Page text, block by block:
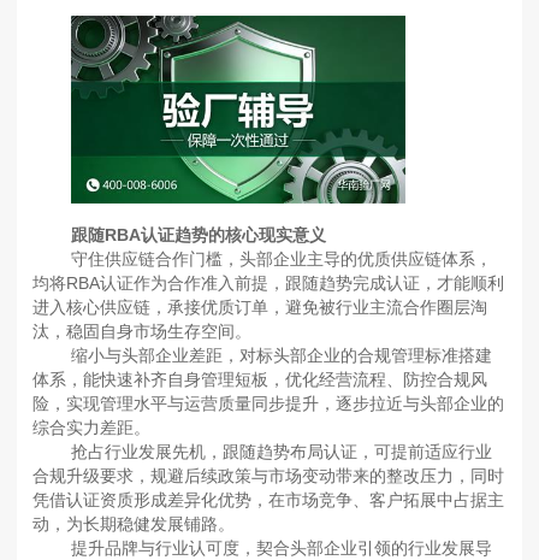
跟随RBA认证趋势的核心现实意义
守住供应链合作门槛，头部企业主导的优质供应链体系，
均将RBA认证作为合作准入前提，跟随趋势完成认证，才能顺利
进入核心供应链，承接优质订单，避免被行业主流合作圈层淘
汰，稳固自身市场生存空间。
缩小与头部企业差距，对标头部企业的合规管理标准搭建
体系，能快速补齐自身管理短板，优化经营流程、防控合规风
险，实现管理水平与运营质量同步提升，逐步拉近与头部企业的
综合实力差距。
抢占行业发展先机，跟随趋势布局认证，可提前适应行业
合规升级要求，规避后续政策与市场变动带来的整改压力，同时
凭借认证资质形成差异化优势，在市场竞争、客户拓展中占据主
动，为长期稳健发展铺路。
提升品牌与行业认可度，契合头部企业引领的行业发展导